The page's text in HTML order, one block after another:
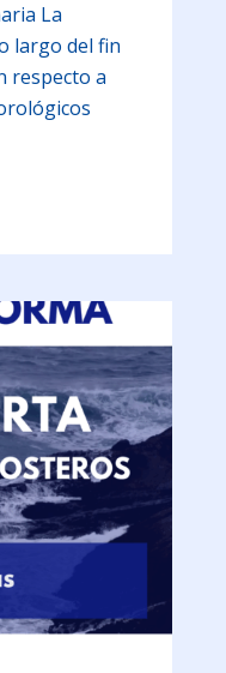
La
largo del fin
respecto a